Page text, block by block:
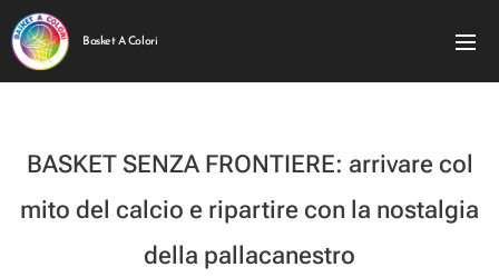
Basket A Colori
BASKET SENZA FRONTIERE: arrivare col
mito del calcio e ripartire con la nostalgia
della pallacanestro